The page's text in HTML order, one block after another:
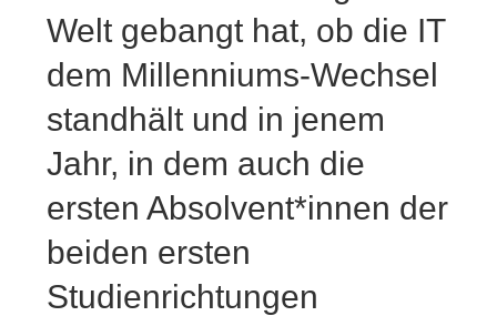
Welt gebangt hat, ob die IT
dem Millenniums-Wechsel
standhält und in jenem
Jahr, in dem auch die
ersten Absolvent*innen der
beiden ersten
Studienrichtungen